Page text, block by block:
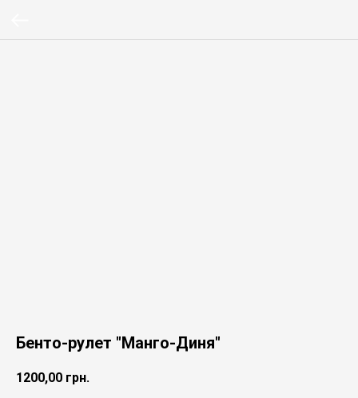
Бенто-рулет "Манго-Диня"
1200,00 грн.